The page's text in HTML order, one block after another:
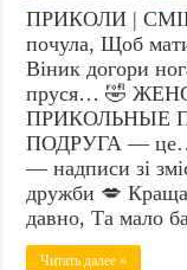
ПРИКОЛИ |
почула, Щоб
Віник догори
пруся… 🤣
ПРИКОЛЬНЫЕ
ПОДРУГА — це…
— надписи зі
дружби 💋
давно, Та мало
Читать далее »